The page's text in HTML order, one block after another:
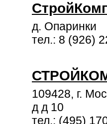
д. Опаринки
тел.: 8 (926)
109428, г.
д д 10
тел.: (495)